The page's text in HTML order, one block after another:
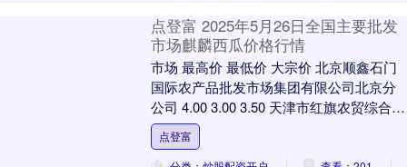
点登富 2025年5月26日全国主要批发
市场麒麟西瓜价格行情
市场 最高价 最低价 大宗价 北京顺鑫石门
国际农产品批发市场集团有限公司北京分
公司 4.00 3.00 3.50 天津市红旗农贸综合批
发市场有限公司 4.00 ....
点登富